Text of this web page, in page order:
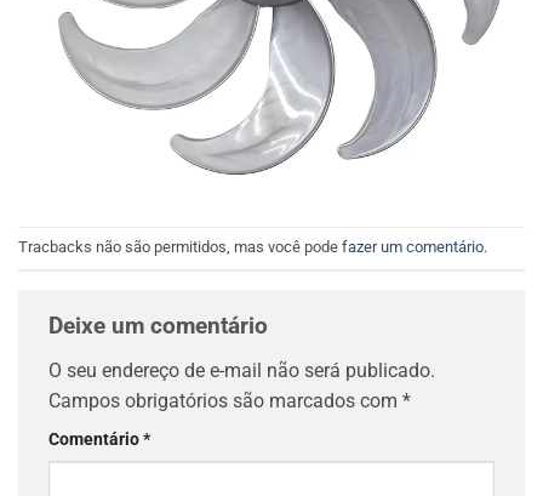
Tracbacks não são permitidos, mas você pode fazer um comentário.
Deixe um comentário
O seu endereço de e-mail não será publicado.
Campos obrigatórios são marcados com *
Comentário*